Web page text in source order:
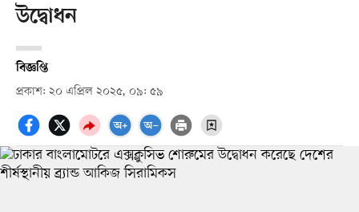
উদ্বোধন
বিজ্ঞপ্তি
প্রকাশ: ২০ এপ্রিল ২০২৫, ০৯: ৫৯